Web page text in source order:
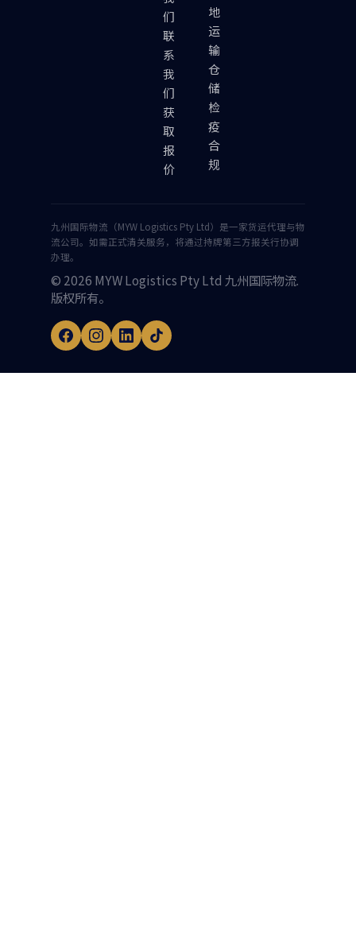
们
联
系
我
们
获
取
报
价
地
运
输
仓
储
检
疫
合
规
九州国际物流（MYW Logistics Pty Ltd）是一家货运代理与物
流公司。如需正式清关服务，将通过持牌第三方报关行协调
办理。
© 2026 MYW Logistics Pty Ltd 九州国际物流.
版权所有。